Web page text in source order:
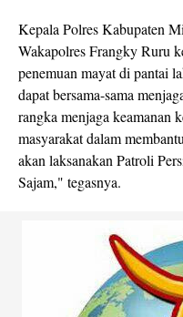
Kepala Polres Kabupaten
Wakapolres Frangky Ruru
penemuan mayat di pantai
dapat bersama-sama
rangka menjaga keamanan
masyarakat dalam
akan laksanakan Patroli
Sajam," tegasnya.